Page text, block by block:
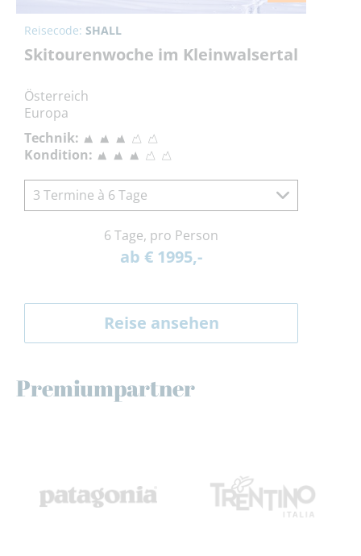
Reisecode: SHALL
Skitourenwoche im Kleinwalsertal
Österreich
Europa
Technik:
Kondition:
3 Termine à 6 Tage
6 Tage, pro Person
ab € 1995,-
Reise ansehen
Premiumpartner